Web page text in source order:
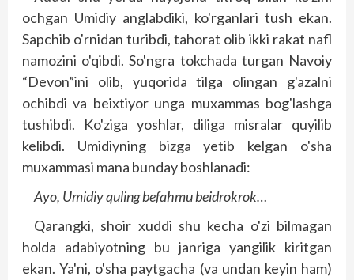
ochgan Umidiy anglabdiki, ko'rganlari tush ekan.
Sapchib o'rnidan turibdi, tahorat olib ikki rakat nafl
namozini o'qibdi. So'ngra tokchada turgan Navoiy
“Devon”ini olib, yuqorida tilga olingan g'azalni
ochibdi va beixtiyor unga muxammas bog'lashga
tushibdi. Ko'ziga yoshlar, diliga misralar quyilib
kelibdi. Umidiyning bizga yetib kelgan o'sha
muxammasi mana bunday boshlanadi:
Ayo, Umidiy quling befahmu beidrokrok…
Qarangki, shoir xuddi shu kecha o'zi bilmagan
holda adabiyotning bu janriga yangilik kiritgan
ekan. Ya'ni, o'sha paytgacha (va undan keyin ham)